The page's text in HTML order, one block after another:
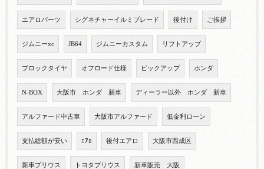
エアロパーツ シグネチャーイルミブレード 後付け ご挨拶
ジムニーxc JB64 ジムニーカスタム リフトアップ
ブロックタイヤ オフロード仕様 ピックアップ ホンダ
N-BOX 大阪市 ホンダ 新車 ディーラー以外 ホンダ 新車
アルファード中古車 大阪市アルファード 低金利ローン
支払総額が安い ｴｱﾛ 後付エアロ 大阪市西成区
新車プリウス トヨタプリウス 新車販売 大阪